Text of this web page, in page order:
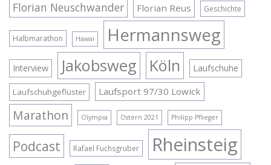
Florian Neuschwander Florian Reus Geschichte
Halbmarathon Hawai Hermannsweg
Interview Jakobsweg Köln Laufschuhe
Laufschuhgeflüster Laufsport 97/30 Lowick
Marathon Olympia Ostern 2021 Philipp Pflieger
Podcast Rafael Fuchsgruber Rheinsteig